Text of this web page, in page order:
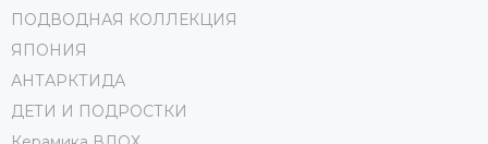
ПОДВОДНАЯ КОЛЛЕКЦИЯ
ЯПОНИЯ
АНТАРКТИДА
ДЕТИ И ПОДРОСТКИ